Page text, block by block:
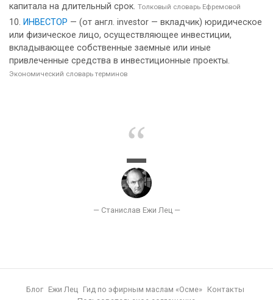
капитала на длительный срок. Толковый словарь Ефремовой
ИНВЕСТОР — (от англ. investor — вкладчик) юридическое
или физическое лицо, осуществляющее инвестиции,
вкладывающее собственные заемные или иные
привлеченные средства в инвестиционные проекты.
Экономический словарь терминов
Блог Ежи Лец Гид по эфирным маслам «Осме»
Контакты